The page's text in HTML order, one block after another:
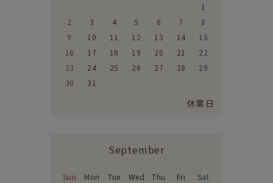
1
2
3 4 5 6 7
8
9
10 11 12 13 14
15
16
17 18 19 20 21
22
23
24 25 26 27 28
29
30
31
休業日
September
Sun Mon Tue Wed Thu Fri
Sat